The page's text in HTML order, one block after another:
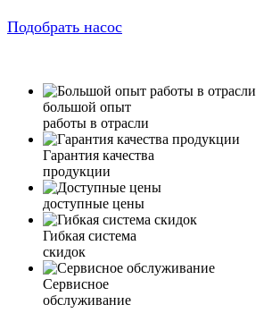
Подобрать насос
большой опыт
работы в отрасли
Гарантия качества
продукции
доступные цены
Гибкая система
скидок
Сервисное
обслуживание